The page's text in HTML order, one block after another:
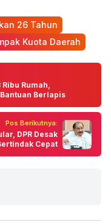
26 Tahun
Kuota Daerah
Rumah,
Berlapis
Pos Berikutnya:
DPR Desak
Cepat